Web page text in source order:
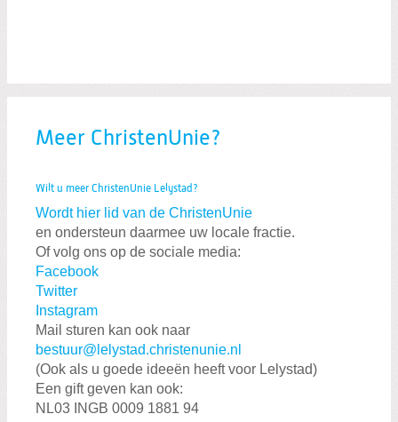
Meer ChristenUnie?
Wilt u meer ChristenUnie Lelystad?
Wordt hier lid van de ChristenUnie
en ondersteun daarmee uw locale fractie.
Of volg ons op de sociale media:
Facebook
Twitter
Instagram
Mail sturen kan ook naar
bestuur@lelystad.christenunie.nl
(Ook als u goede ideeën heeft voor Lelystad)
Een gift geven kan ook:
NL03 INGB 0009 1881 94